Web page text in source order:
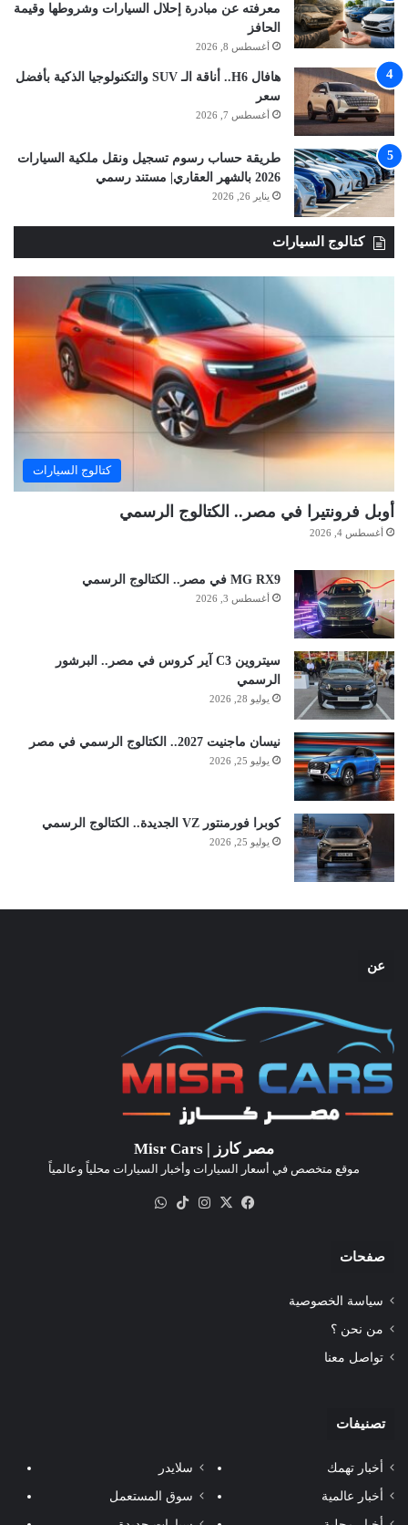
معرفته عن مبادرة إحلال السيارات وشروطها وقيمة
الحافز
أغسطس 8, 2026
هافال H6.. أناقة الـ SUV والتكنولوجيا الذكية بأفضل
سعر
أغسطس 7, 2026
طريقة حساب رسوم تسجيل ونقل ملكية السيارات
2026 بالشهر العقاري| مستند رسمي
يناير 26, 2026
كتالوج السيارات
كتالوج السيارات
أوبل فرونتيرا في مصر.. الكتالوج الرسمي
أغسطس 4, 2026
MG RX9 في مصر.. الكتالوج الرسمي
أغسطس 3, 2026
سيتروين C3 آير كروس في مصر.. البرشور
الرسمي
يوليو 28, 2026
نيسان ماجنيت 2027.. الكتالوج الرسمي في مصر
يوليو 25, 2026
كوبرا فورمنتور VZ الجديدة.. الكتالوج الرسمي
يوليو 25, 2026
عن
مصر كارز | Misr Cars
موقع متخصص في أسعار السيارات وأخبار السيارات محلياً وعالمياً
فيسبوك
‫X انستقرام‫TikTok
صفحات
سياسة الخصوصية
من نحن ؟
تواصل معنا
تصنيفات
أخبار تهمك
أخبار عالمية
سلايدر
سوق المستعمل